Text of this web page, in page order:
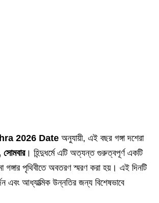
2026 Date অনুযায়ী, এই বছর গঙ্গা দশেরা
। হিন্দুধর্মে এটি অত্যন্ত গুরুত্বপূর্ণ একটি
গঙ্গার পৃথিবীতে অবতরণ স্মরণ করা হয়। এই দিনটি
এবং আধ্যাত্মিক উন্নতির জন্য বিশেষভাবে